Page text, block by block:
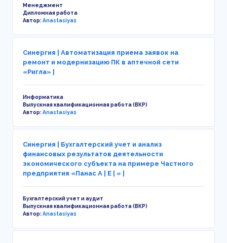
Менеджмент
Дипломная работа
Автор:Anastasiya1
Синергия | Автоматизация приема заявок на
ремонт и модернизацию ПК в аптечной сети
«Ригла» |
Информатика
Выпускная квалификационная работа (ВКР)
Автор:Anastasiya1
Синергия | Бухгалтерский учет и анализ
финансовых результатов деятельности
экономического субъекта на примере Частного
предприятия «Панас А | Е | » |
Бухгалтерский учет и аудит
Выпускная квалификационная работа (ВКР)
Автор:Anastasiya1